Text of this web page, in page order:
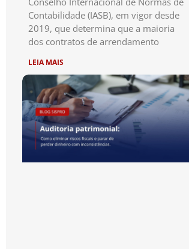
Contabilidade (IASB), em vigor desde
2019, que determina que a maioria
dos contratos de arrendamento
LEIA MAIS